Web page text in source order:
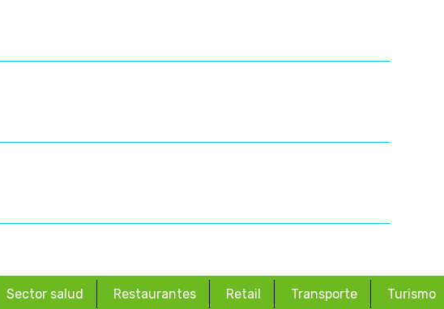
Sector salud Restaurantes Retail Transporte Turismo